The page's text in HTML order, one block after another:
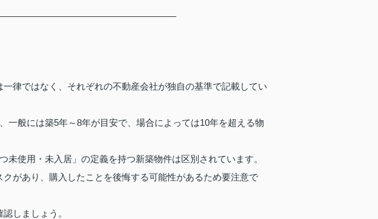
律ではなく、それぞれの不動産会社が独自の基準で記載してい
一般には築5年～8年が目安で、場合によっては10年を超える物
未使用・未入居」の定義を持つ新築物件は区別されています。
があり、購入したことを後悔する可能性があるため要注意で
しましょう。